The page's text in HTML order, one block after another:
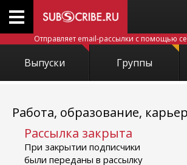
Отправляет email-рассылки с помощью
Выпуски Группы
Работа, образование,
Рассылка закрыта
При закрытии подписчики
были переданы в рассылку